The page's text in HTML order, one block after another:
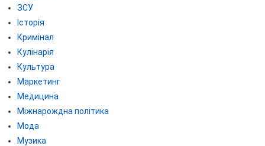
ЗСУ
Історія
Кримінал
Кулінарія
Культура
Маркетинг
Медицина
Міжнарождна політика
Мода
Музика